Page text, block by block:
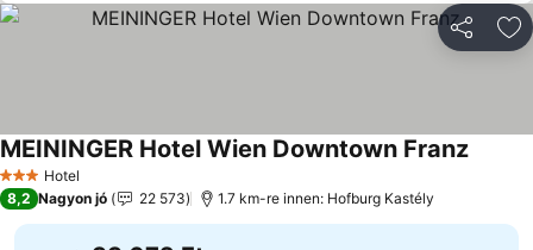
3 Kategória
Hotel
MEININGER Hotel Wien Downtown Franz
8,2 Nagyon jó 22 573 1.7 km-re innen: Hofburg Kastély